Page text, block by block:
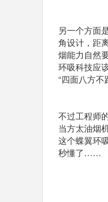
另一个方面
角设计，距
烟能力自然
环吸科技应
“四面八方不
不过工程师
当方太油烟
这个蝶翼环
秒懂了……